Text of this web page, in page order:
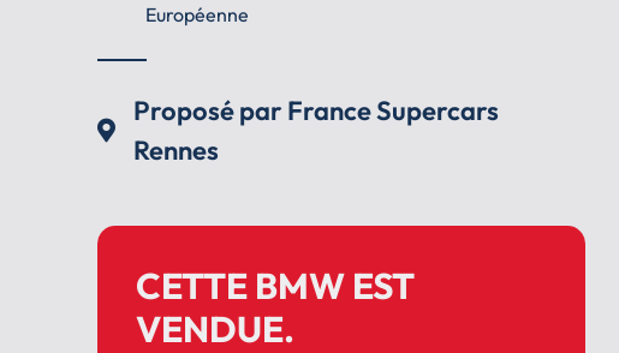
Européenne
Proposé par France Supercars
Rennes
CETTE BMW EST
VENDUE.